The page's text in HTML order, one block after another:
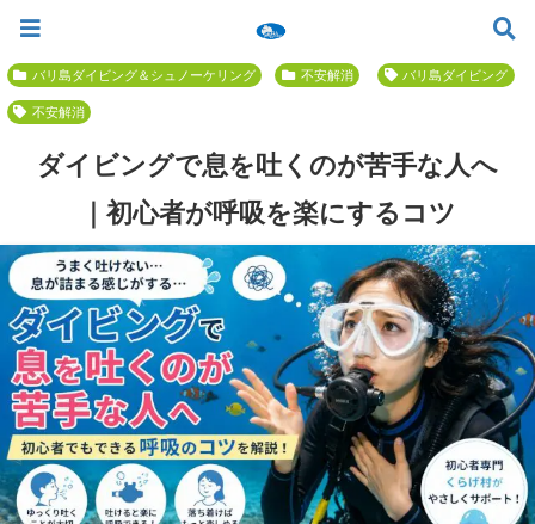
バリ島でいちばん優しい初心者専門 ≫
バリ島ダイビング＆シュノーケリング 不安解消 バリ島ダイビング
不安解消
ダイビングで息を吐くのが苦手な人へ
｜初心者が呼吸を楽にするコツ